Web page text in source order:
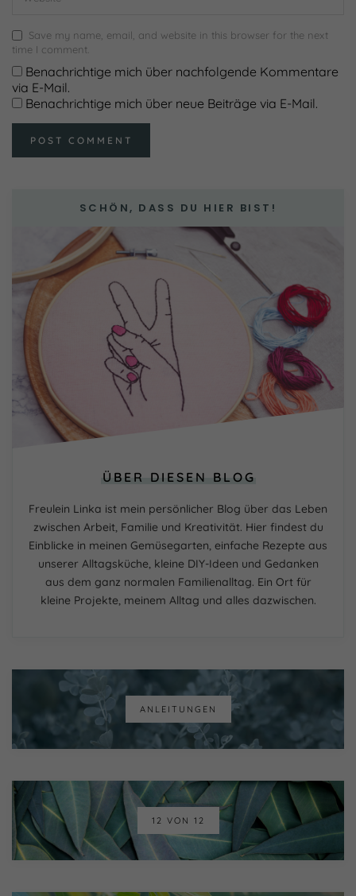
Save my name, email, and website in this browser for the next
time I comment.
Benachrichtige mich über nachfolgende Kommentare
via E-Mail.
Benachrichtige mich über neue Beiträge via E-Mail.
SCHÖN, DASS DU HIER BIST!
ÜBER DIESEN BLOG
Freulein Linka ist mein persönlicher Blog über das Leben
zwischen Arbeit, Familie und Kreativität. Hier findest du
Einblicke in meinen Gemüsegarten, einfache Rezepte aus
unserer Alltagsküche, kleine DIY-Ideen und Gedanken
aus dem ganz normalen Familienalltag. Ein Ort für
kleine Projekte, meinem Alltag und alles dazwischen.
ANLEITUNGEN
12 VON 12